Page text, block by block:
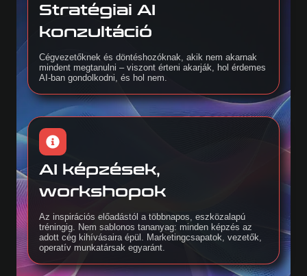
Stratégiai AI
konzultáció
Cégvezetőknek és döntéshozóknak, akik nem akarnak
mindent megtanulni – viszont érteni akarják, hol érdemes
AI-ban gondolkodni, és hol nem.
AI képzések,
workshopok
Az inspirációs előadástól a többnapos, eszközalapú
tréningig. Nem sablonos tananyag: minden képzés az
adott cég kihívásaira épül. Marketingcsapatok, vezetők,
operatív munkatársak egyaránt.